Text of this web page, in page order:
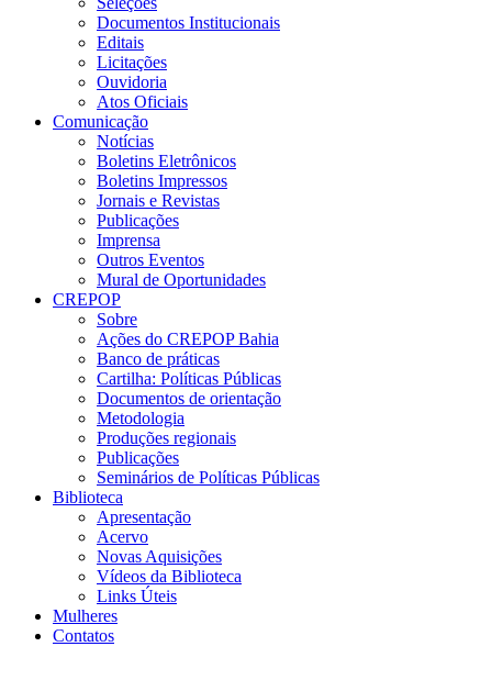
Documentos Institucionais
Editais
Licitações
Ouvidoria
Atos Oficiais
Comunicação
Notícias
Boletins Eletrônicos
Boletins Impressos
Jornais e Revistas
Publicações
Imprensa
Outros Eventos
Mural de Oportunidades
CREPOP
Sobre
Ações do CREPOP Bahia
Banco de práticas
Cartilha: Políticas Públicas
Documentos de orientação
Metodologia
Produções regionais
Publicações
Seminários de Políticas Públicas
Biblioteca
Apresentação
Acervo
Novas Aquisições
Vídeos da Biblioteca
Links Úteis
Mulheres
Contatos